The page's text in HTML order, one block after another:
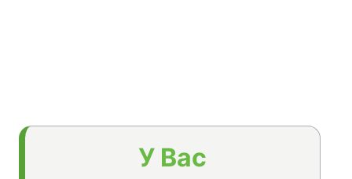
У Вас